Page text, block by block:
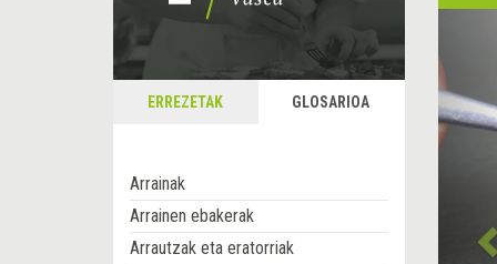
ERREZETAK GLOSARIOA
Arrainak
Arrainen ebakerak
Arrautzak eta eratorriak